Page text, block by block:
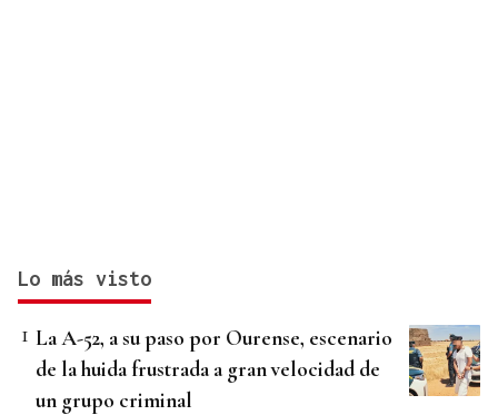
Lo más visto
La A-52, a su paso por Ourense, escenario
de la huida frustrada a gran velocidad de
un grupo criminal